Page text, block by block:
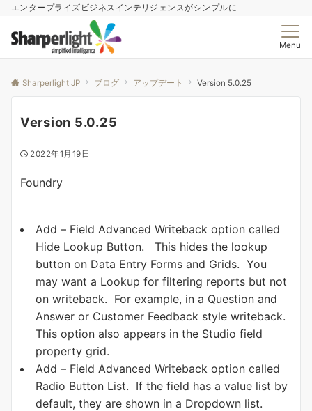
エンタープライズビジネスインテリジェンスがシンプルに
Menu
Sharperlight JP ブログ アップデート Version 5.0.25
Version 5.0.25
2022年1月19日
Foundry
Add – Field Advanced Writeback option called
Hide Lookup Button. This hides the lookup
button on Data Entry Forms and Grids. You
may want a Lookup for filtering reports but not
on writeback. For example, in a Question and
Answer or Customer Feedback style writeback.
This option also appears in the Studio field
property grid.
Add – Field Advanced Writeback option called
Radio Button List. If the field has a value list by
default, they are shown in a Dropdown list.